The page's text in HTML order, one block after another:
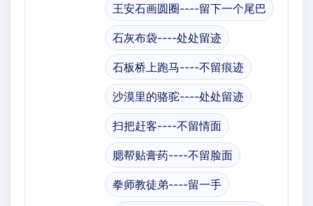
王安石画圆圈----留下一个尾巴
石灰布袋----处处留迹
石板桥上跑马----不留痕迹
沙漠里的骆驼----处处留迹
扫把赶客----不留情面
腮帮贴膏药----不留脸面
拳师教徒弟----留一手